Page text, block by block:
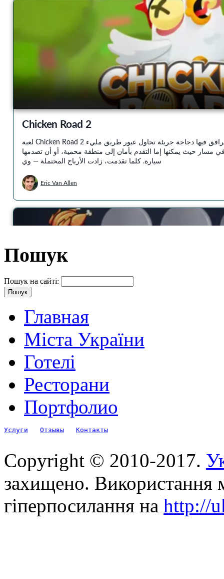
Пошук
Пошук на сайті:
Главная
Міста України
Готелі
Ресторани
Портфолио
Услуги Отзывы Контакты
Copyright © 2010-2017.
захищено. Використання
гіперпосилання на http://